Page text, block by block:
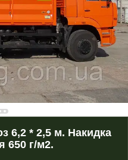
6,2 * 2,5 м. Накидка
650 г/м2.